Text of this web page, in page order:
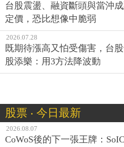
台股震盪、融資斷頭與當沖
定價，恐比想像中脆弱
2026.07.28
既期待漲高又怕受傷害，台
股添樂：用3方法降波動
股票 ‧ 今日最新
2026.08.07
CoWoS後的下一張王牌：